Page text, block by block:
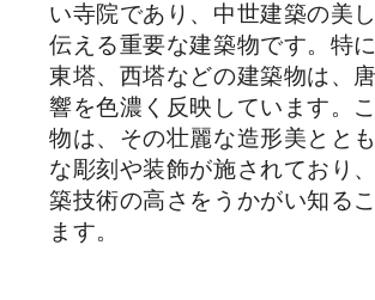
い寺院であり、中世建築の美
伝える重要な建築物です。特
東塔、西塔などの建築物は、
響を色濃く反映しています。
物は、その壮麗な造形美とと
な彫刻や装飾が施されており
築技術の高さをうかがい知る
ます。